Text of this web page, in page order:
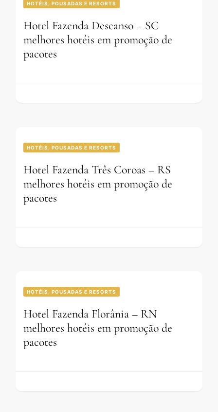
HOTÉIS, POUSADAS E RESORTS
Hotel Fazenda Descanso – SC
melhores hotéis em promoção de
pacotes
HOTÉIS, POUSADAS E RESORTS
Hotel Fazenda Três Coroas – RS
melhores hotéis em promoção de
pacotes
HOTÉIS, POUSADAS E RESORTS
Hotel Fazenda Florânia – RN
melhores hotéis em promoção de
pacotes